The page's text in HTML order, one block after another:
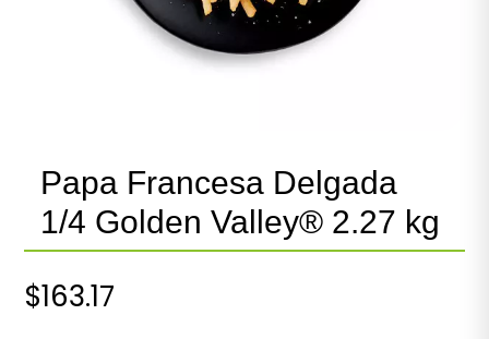
Papa Francesa Delgada
1/4 Golden Valley® 2.27 kg
$163.17